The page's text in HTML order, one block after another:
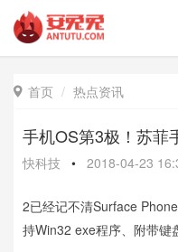
 首页 热点资讯
手机OS第3极！苏菲
快科技 • 2018-04-23
2已经记不清Surface
持Win32 exe程序、附带